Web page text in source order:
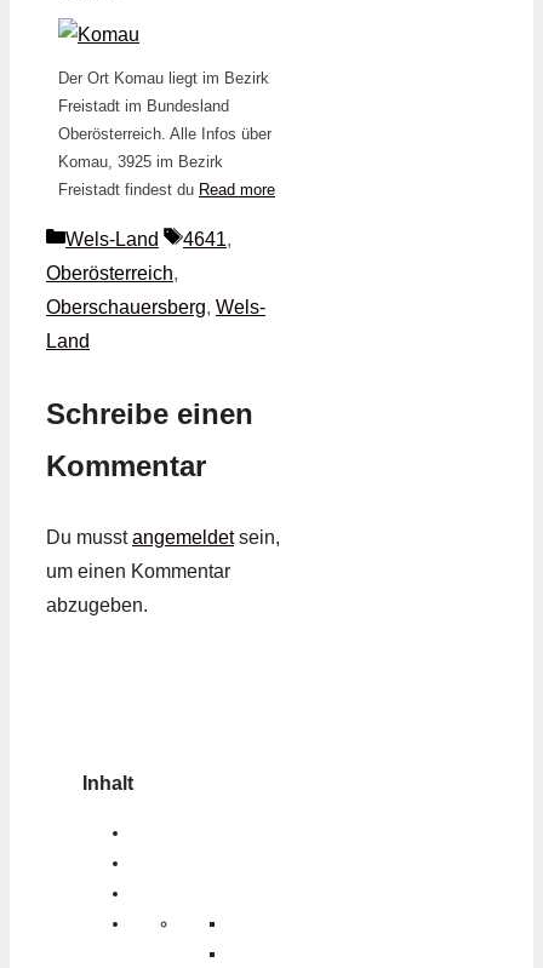
Der Ort Komau liegt im Bezirk
Freistadt im Bundesland
Oberösterreich. Alle Infos über
Komau, 3925 im Bezirk
Freistadt findest du Read more
Kategorien
Wels-Land Schlagwörter
4641,
Oberösterreich,
Oberschauersberg, Wels-
Land
Schreibe einen
Kommentar
Du musstangemeldetsein,
um einen Kommentar
abzugeben.
Inhalt